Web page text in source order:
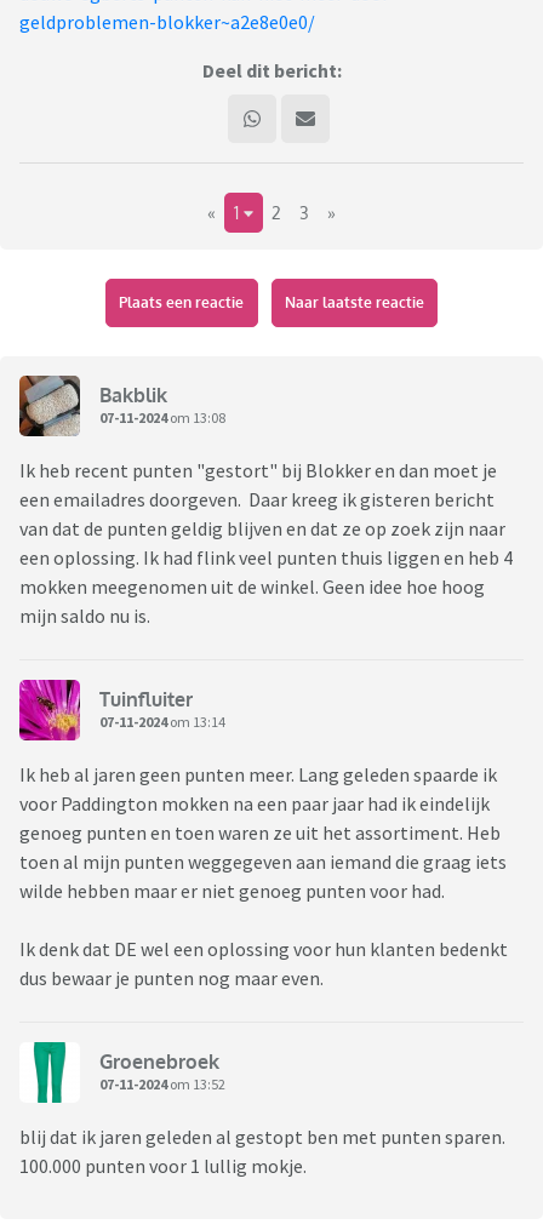
geldproblemen-blokker~a2e8e0e0/
Deel dit bericht:
« 1 2 3 »
Plaats een reactie Naar laatste reactie
Bakblik
07-11-2024om 13:08
Ik heb recent punten "gestort" bij Blokker en dan moet je
een emailadres doorgeven. Daar kreeg ik gisteren bericht
van dat de punten geldig blijven en dat ze op zoek zijn naar
een oplossing. Ik had flink veel punten thuis liggen en heb 4
mokken meegenomen uit de winkel. Geen idee hoe hoog
mijn saldo nu is.
Tuinfluiter
07-11-2024om 13:14
Ik heb al jaren geen punten meer. Lang geleden spaarde ik
voor Paddington mokken na een paar jaar had ik eindelijk
genoeg punten en toen waren ze uit het assortiment. Heb
toen al mijn punten weggegeven aan iemand die graag iets
wilde hebben maar er niet genoeg punten voor had.
Ik denk dat DE wel een oplossing voor hun klanten bedenkt
dus bewaar je punten nog maar even.
Groenebroek
07-11-2024om 13:52
blij dat ik jaren geleden al gestopt ben met punten sparen.
100.000 punten voor 1 lullig mokje.